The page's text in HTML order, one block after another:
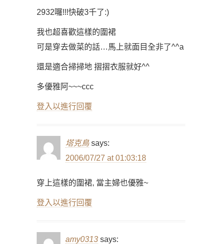
2932囉!!!快破3千了:)
我也超喜歡這樣的圍裙
可是穿去做菜的話…馬上就面目全非了^^a
還是適合掃掃地 摺摺衣服就好^^
多優雅阿~~~ccc
登入以進行回覆
塔克鳥 says:
2006/07/27 at 01:03:18
穿上這樣的圍裙, 當主婦也優雅~
登入以進行回覆
amy0313 says: